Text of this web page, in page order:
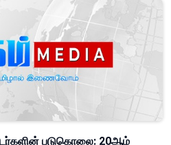
படுகொலை: 20ஆம்